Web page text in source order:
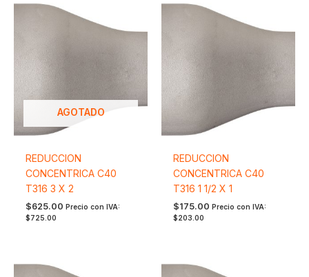
AGOTADO
REDUCCION
CONCENTRICA C40
T316 3 X 2
$625.00 Precio con IVA:
$725.00
REDUCCION
CONCENTRICA C40
T316 1 1/2 X 1
$175.00 Precio con IVA:
$203.00